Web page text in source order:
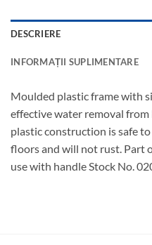
DESCRIERE
INFORMAȚII SUPLIMENTARE
Moulded plastic frame with
effective water removal from
plastic construction is safe
floors and will not rust. Part
use with handle Stock No.